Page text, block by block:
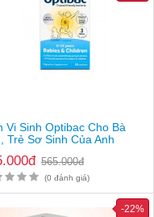
Vi Sinh Optibac Cho Bà
Trẻ Sơ Sinh Của Anh
565.000đ
(0 đánh giá)
-22%